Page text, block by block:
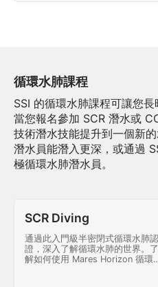
循環水肺課程
SSI 的循環水肺課程可讓您長
當您報名參加 SCR 潛水或
技術潛水技能提升到一個新
潛水員能潛入更深，或通過
極循環水肺潛水員。
SCR Diving
通過此入門級半密閉式循環水肺認
證，深入了解循環水肺的世界。了
解如何使用 Mares Horizon 循環